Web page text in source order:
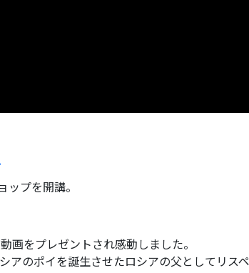
プを開講。
画をプレゼントされ感動しました。
のポイを誕生させたロシアの父としてリス